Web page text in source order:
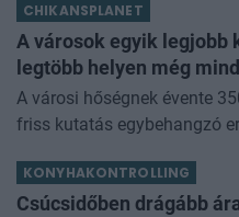
mindig tévhitek alapján dön
CHIKANSPLANET
A városok egyik legjobb
legtöbb helyen még
A városi hőségnek évente
friss kutatás egybehangzó
KONYHAKONTROLLING
Csúcsidőben drágább